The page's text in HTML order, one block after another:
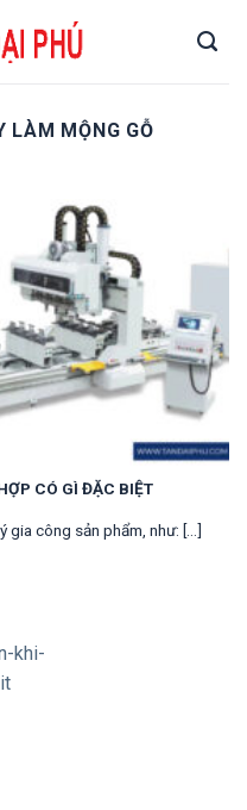
LÀM MỘNG GỖ
CÓ GÌ ĐẶC BIỆT
công sản phẩm, như: [...]